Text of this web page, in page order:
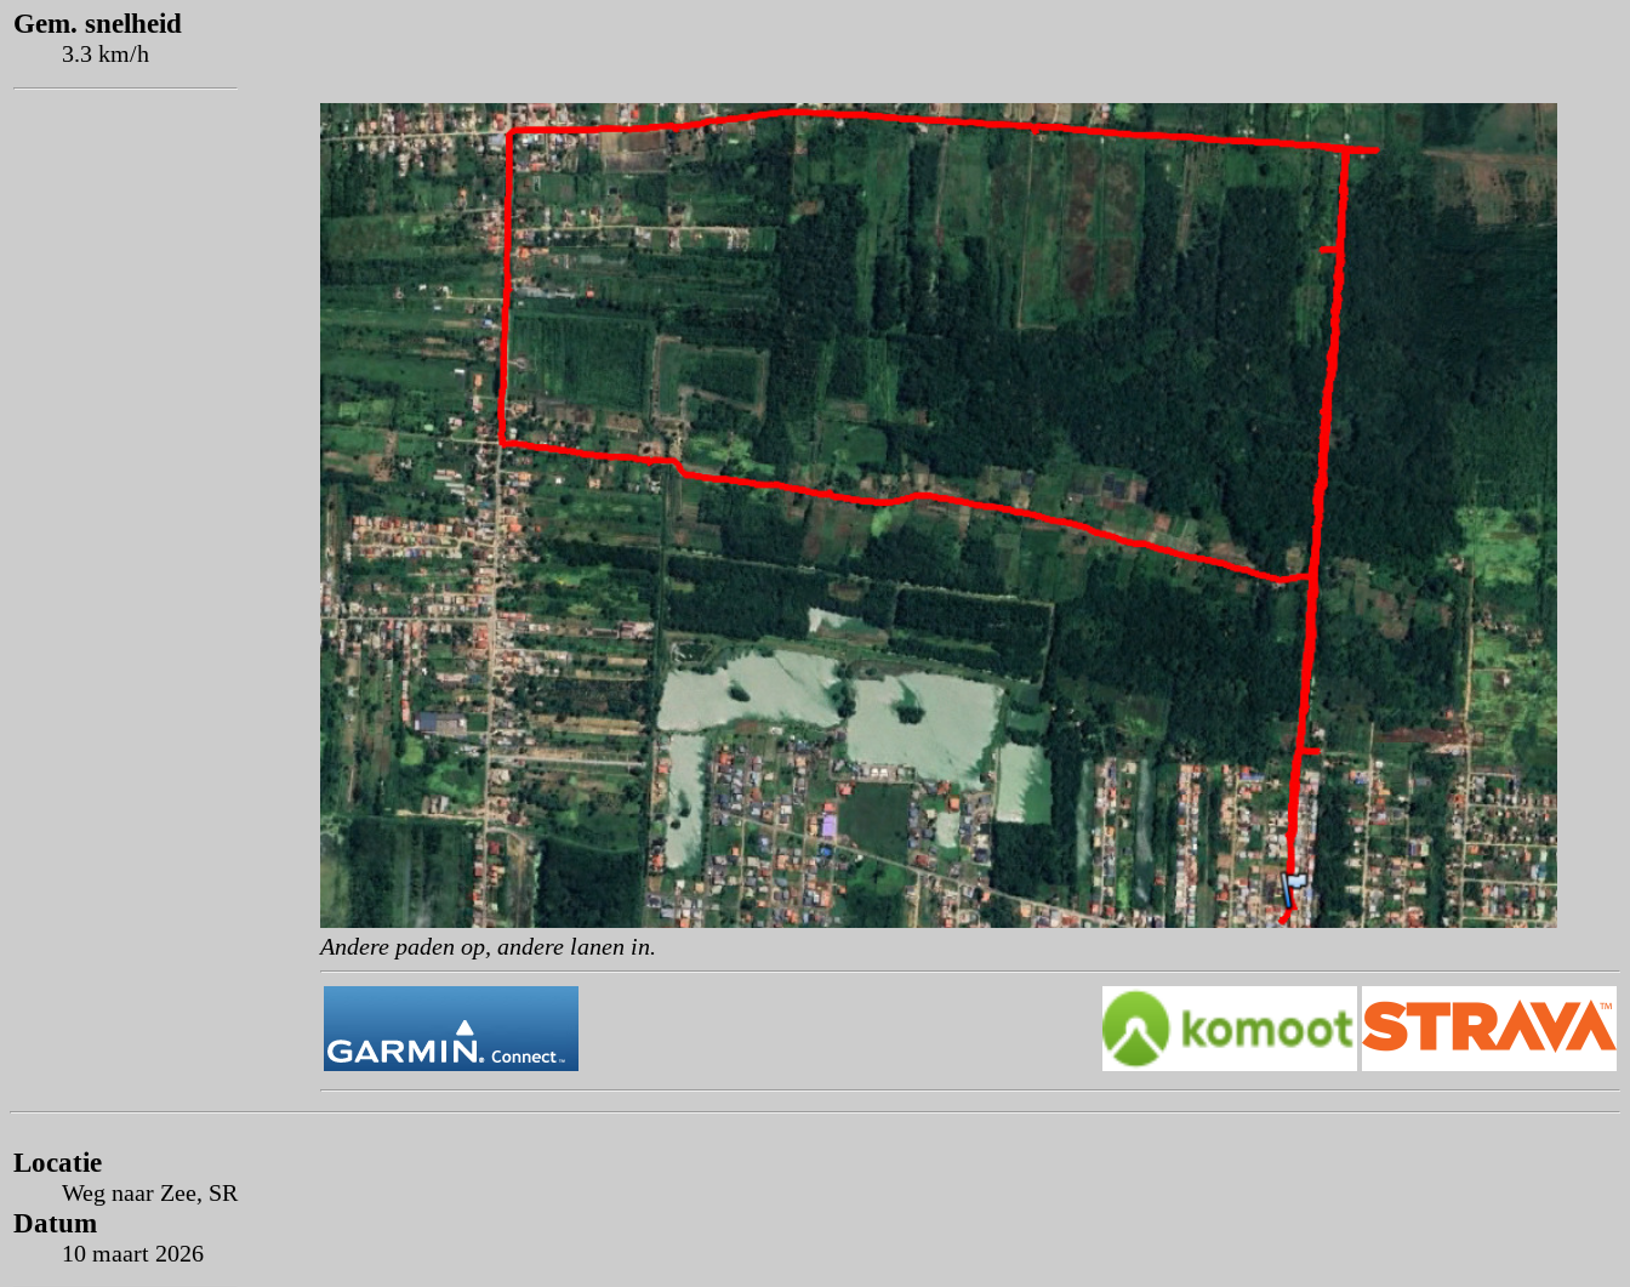
Gem. snelheid
3.3 km/h
Andere paden op, andere lanen in.
Locatie
Weg naar Zee, SR
Datum
10 maart 2026